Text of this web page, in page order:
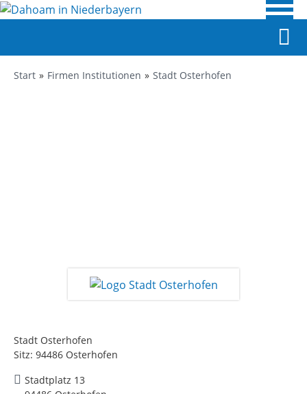
Start Firmen Institutionen Stadt Osterhofen
Stadt Osterhofen
Sitz: 94486 Osterhofen
Stadtplatz 13